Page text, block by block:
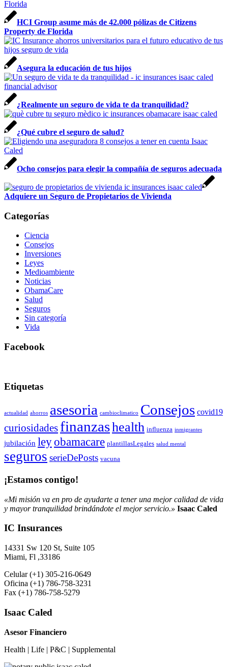
HCI Group asume más de 42.000 pólizas de Citizens
Property de Florida
Asegura la educación de tus hijos
¿Realmente un seguro de vida te da tranquilidad?
¿Qué cubre el seguro de salud?
Ocho consejos para elegir la compañía de seguros adecuada
Adquiere un Seguro de Propietarios de Vivienda
Categorías
Ciencia
Consejos
Inversiones
Leyes
Medioambiente
Noticias
ObamaCare
Salud
Seguros
Sin categoría
Vida
Facebook
Etiquetas
actualidad ahorros asesoria cambioclimatico Consejos covid19
curiosidades finanzashealth influenza inmigrantes
jubilación leyobamacare plantillasLegales salud mental
seguros serieDePosts vacuna
¡Estamos contigo!
«Mi misión va en pro de ayudarte a tener una mejor calidad de vida
y mayor tranquilidad brindándote el mejor servicio.» Isaac Caled
IC Insurances
14331 Sw 120 St, Suite 105
Miami, Fl ,33186
Celular (+1) 305-216-0649
Oficina (+1) 786-758-3231
Fax (+1) 786-758-5279
Isaac Caled
Asesor Financiero
Health | Life | P&C | Supplemental